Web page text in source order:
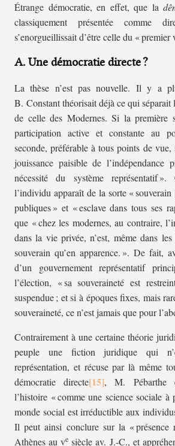
Étrange démocratie, en effet, que la
classiquement présentée comme
s’enorgueillissait d’être celle du « premier
A. Une démocratie directe ?
La thèse n’est pas nouvelle. Il y a
B. Constant théorisait déjà ce qui
de celle des Modernes. Si la première
participation active et constante au
seconde, préférable à tous points de vue,
jouissance paisible de l’indépendance
nécessité du système représentatif
l’individu apparaît de la sorte «
publiques » et « esclave dans tous ses
que « chez les modernes, au contraire,
dans la vie privée, n’est, même dans
souverain qu’en apparence. ». De fait,
d’un gouvernement représentatif
l’élection, « sa souveraineté est
suspendue ; et si à époques fixes, mais
souveraineté, ce n’est jamais que pour
Contrairement à une certaine théorie
peuple une fiction juridique qui
représentation, et récuse par là même
démocratie directe
, M. Pébarthe
l’histoire « comme une science sociale à
monde social est irréductible aux
Il peut ainsi conclure sur la « présence
Athènes au ve siècle av. J.-C., et